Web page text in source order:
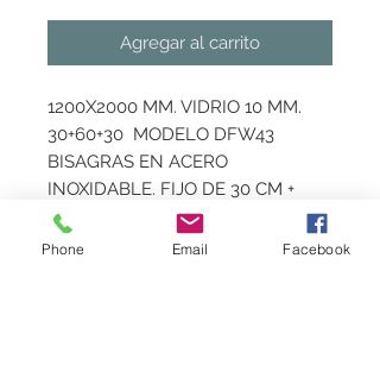
Agregar al carrito
1200X2000 MM. VIDRIO 10 MM.
30+60+30  MODELO DFW43
BISAGRAS EN ACERO
INOXIDABLE. FIJO DE 30 CM +
PUERTA DE 60 CM  + VARIABLE
PUERTA ABATIBLE AMBOS
Phone Email Facebook